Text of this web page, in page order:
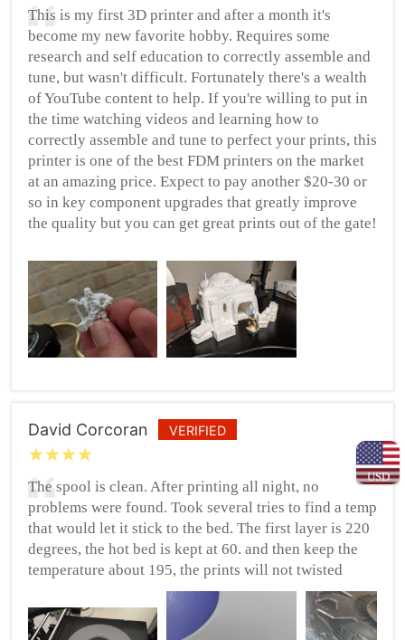
USD
This is my first 3D printer and after a month it's
become my new favorite hobby. Requires some
research and self education to correctly assemble and
tune, but wasn't difficult. Fortunately there's a wealth
of YouTube content to help. If you're willing to put in
the time watching videos and learning how to
correctly assemble and tune to perfect your prints, this
printer is one of the best FDM printers on the market
at an amazing price. Expect to pay another $20-30 or
so in key component upgrades that greatly improve
the quality but you can get great prints out of the gate!
David Corcoran VERIFIED
The spool is clean. After printing all night, no
problems were found. Took several tries to find a temp
that would let it stick to the bed. The first layer is 220
degrees, the hot bed is kept at 60. and then keep the
temperature about 195, the prints will not twisted